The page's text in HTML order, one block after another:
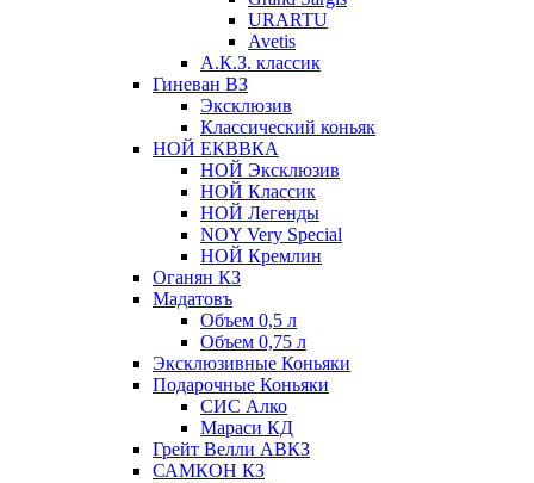
URARTU
Avetis
А.К.З. классик
Гиневан ВЗ
Эксклюзив
Классический коньяк
НОЙ ЕКВВКА
НОЙ Эксклюзив
НОЙ Классик
НОЙ Легенды
NOY Very Speсial
НОЙ Кремлин
Оганян КЗ
Мадатовъ
Объем 0,5 л
Объем 0,75 л
Эксклюзивные Коньяки
Подарочные Коньяки
СИС Алко
Мараси КД
Грейт Велли АВКЗ
САМКОН КЗ